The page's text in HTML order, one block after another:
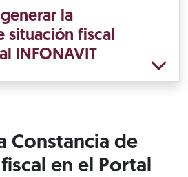
la
situación fiscal
INFONAVIT
Constancia de
en el Portal